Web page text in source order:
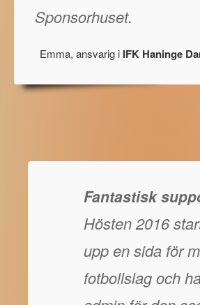
Sponsorhuset.
Emma, ansvarig i IFK Haninge
Fantastisk
Hösten 2016
upp en sida för
fotbollslag och